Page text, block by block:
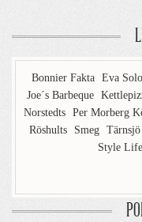
Bonnier Fakta Eva Solo
Joe´s Barbeque
Norstedts Per Morberg
Röshults
Smeg
Style